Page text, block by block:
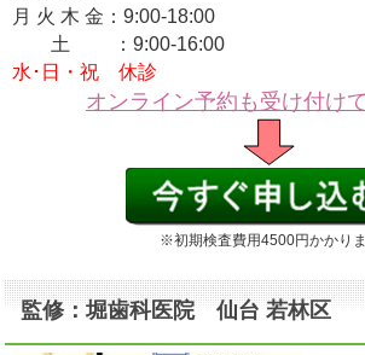
月 火 木 金：9:00-18:00
土 ：9:00-16:00
水･日・祝 休診
オンライン予約も受け付け
※初期検査費用4500円かかり
監修：堀歯科医院 仙台 若林区